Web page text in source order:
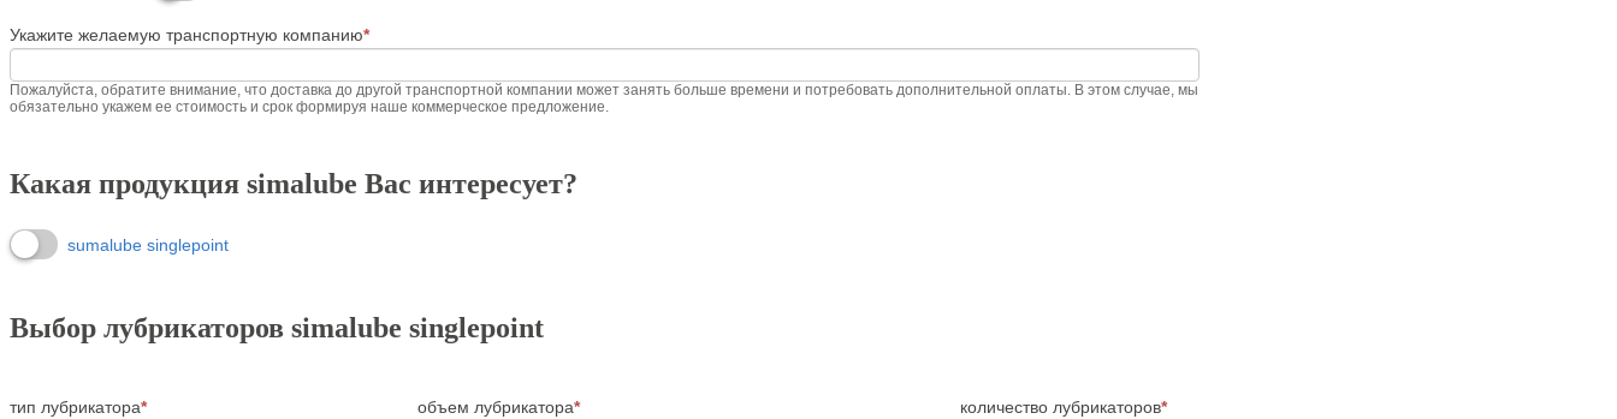
Укажите желаемую транспортную компанию*
Пожалуйста, обратите внимание, что доставка до другой транспортной компании может занять больше времени и потребовать дополнительной оплаты. В этом случае, мы
обязательно укажем ее стоимость и срок формируя наше коммерческое предложение.
Какая продукция simalube Вас интересует?
sumalube singlepoint
Выбор лубрикаторов simalube singlepoint
тип лубрикатора* объем лубрикатора* количество лубрикаторов*